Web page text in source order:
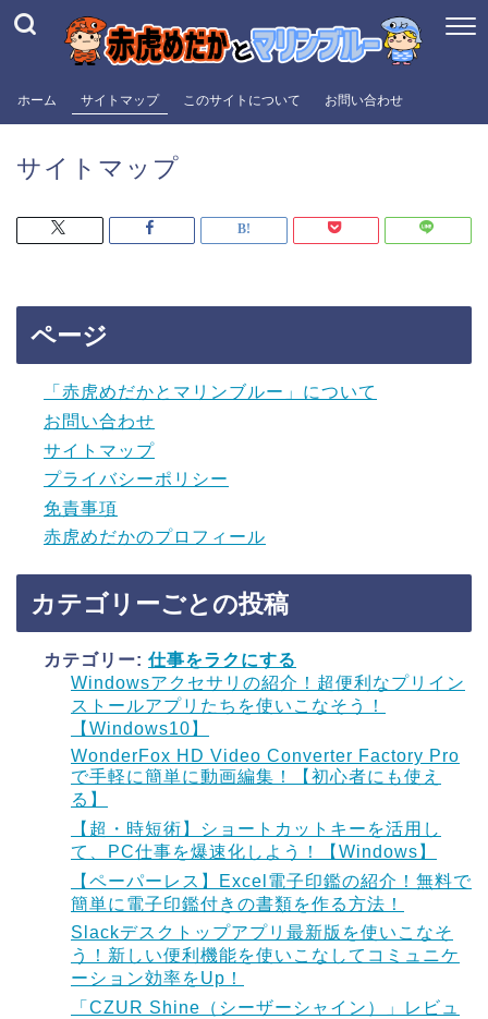
ホーム サイトマップ このサイトについて お問い合わせ
サイトマップ
ページ
「赤虎めだかとマリンブルー」について
お問い合わせ
サイトマップ
プライバシーポリシー
免責事項
赤虎めだかのプロフィール
カテゴリーごとの投稿
カテゴリー: 仕事をラクにする
Windowsアクセサリの紹介！超便利なプリイン
ストールアプリたちを使いこなそう！
【Windows10】
WonderFox HD Video Converter Factory Pro
で手軽に簡単に動画編集！【初心者にも使え
る】
【超・時短術】ショートカットキーを活用し
て、PC仕事を爆速化しよう！【Windows】
【ペーパーレス】Excel電子印鑑の紹介！無料で
簡単に電子印鑑付きの書類を作る方法！
Slackデスクトップアプリ最新版を使いこなそ
う！新しい便利機能を使いこなしてコミュニケ
ーション効率をUp！
「CZUR Shine（シーザーシャイン）」レビュ